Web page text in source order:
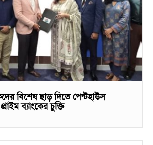
বিশেষ ছাড় দিতে পেন্টহাউস
ব্যাংকের চুক্তি